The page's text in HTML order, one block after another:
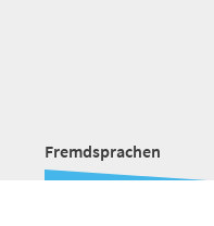
Fremdsprachen